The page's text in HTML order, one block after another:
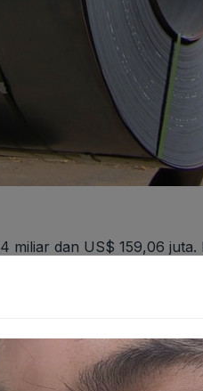
miliar dan US$ 159,06
bank tersebut.